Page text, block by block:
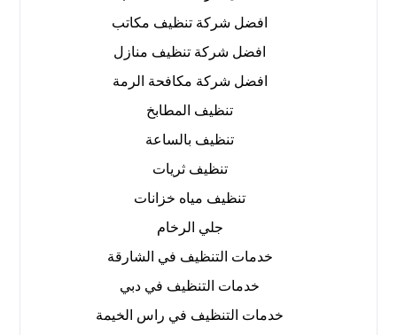
افضل شركة تنظيف مكاتب
افضل شركة تنظيف منازل
افضل شركة مكافحة الرمة
تنظيف المطابخ
تنظيف بالساعة
تنظيف ثريات
تنظيف مياه خزانات
جلي الرخام
خدمات التنظيف في الشارقة
خدمات التنظيف في دبي
خدمات التنظيف في راس الخيمة